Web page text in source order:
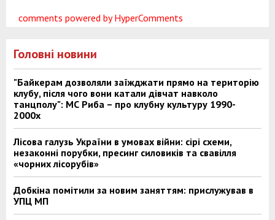
comments powered by HyperComments
Головні новини
"Байкерам дозволяли заїжджати прямо на територію
клубу, після чого вони катали дівчат навколо
танцполу": МС Риба – про клубну культуру 1990-
2000х
Лісова галузь України в умовах війни: сірі схеми,
незаконні порубки, пресинг силовиків та свавілля
«чорних лісорубів»
Добкіна помітили за новим заняттям: прислужував в
УПЦ МП